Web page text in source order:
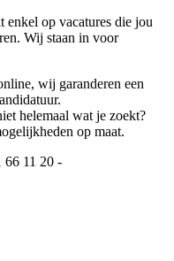
op vacatures die jou
Wij staan in voor
wij garanderen een
helemaal wat je zoekt?
op maat.
66 11 20 -